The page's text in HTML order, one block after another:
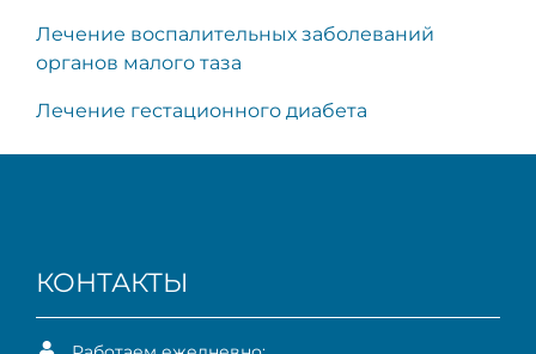
Лечение воспалительных заболеваний
органов малого таза
Лечение гестационного диабета
КОНТАКТЫ